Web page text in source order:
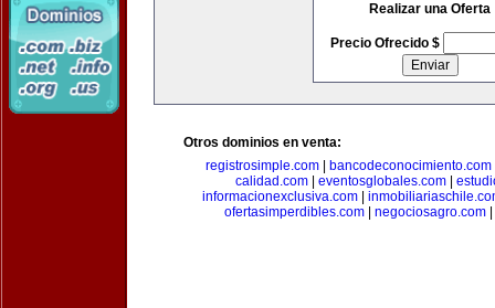
Realizar una Oferta
Precio Ofrecido $
Otros dominios en venta:
registrosimple.com
bancodeconocimiento.com
calidad.com
eventosglobales.com
informacionexclusiva.com|
ofertasimperdibles.com
negociosagro.com